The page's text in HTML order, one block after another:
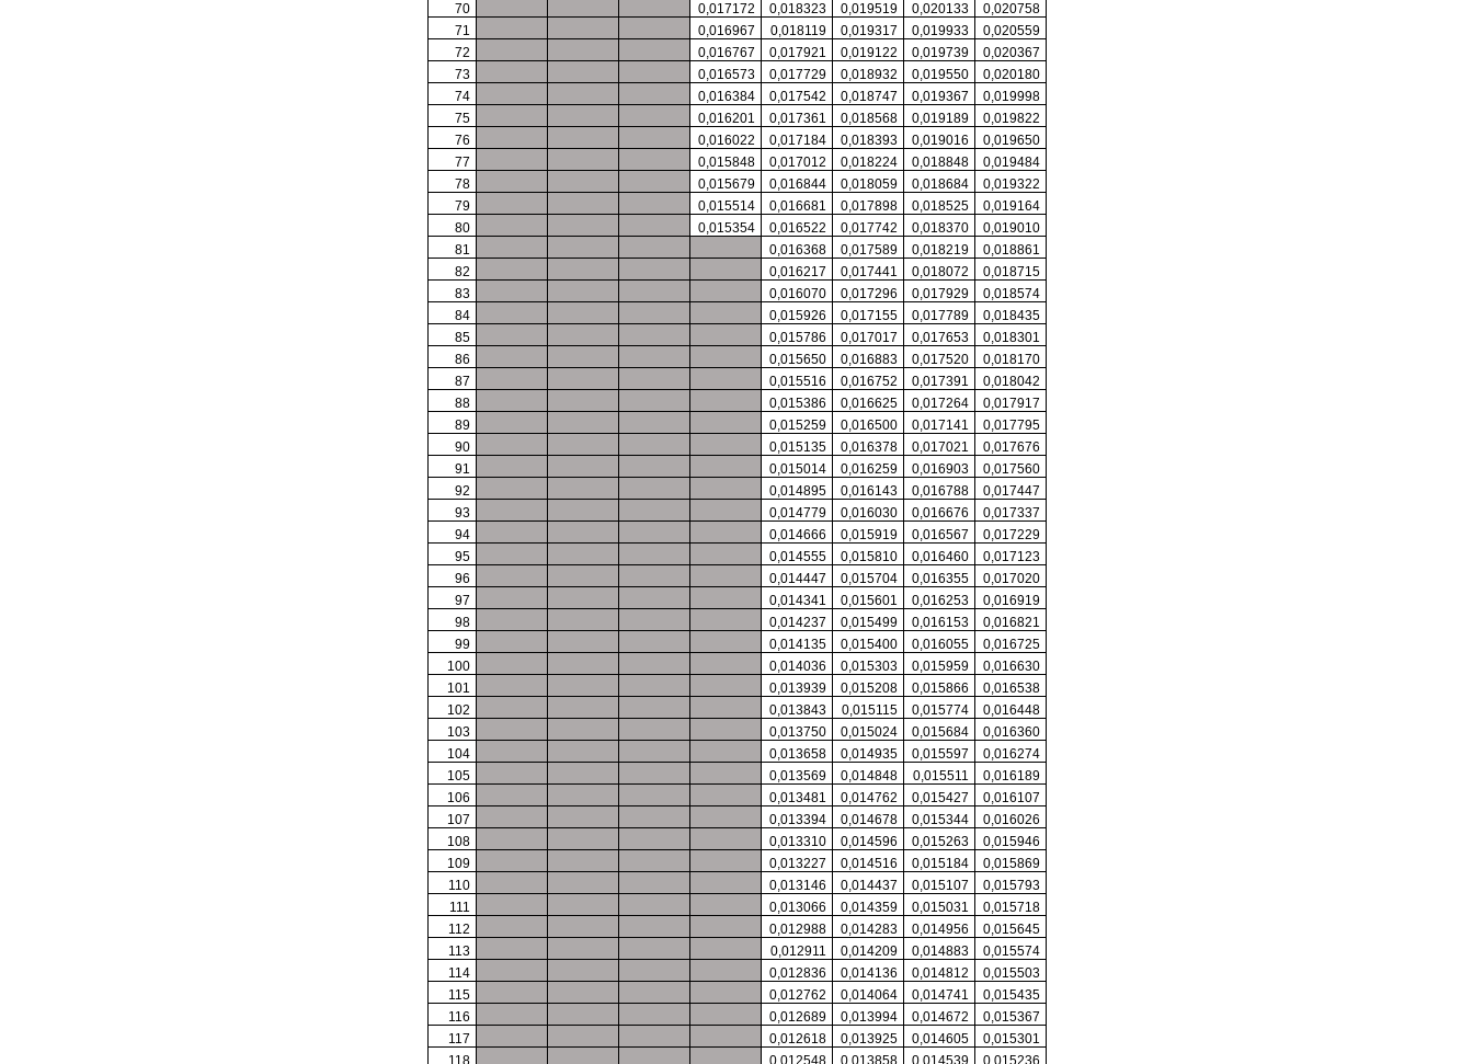
70
0,017172 0,018323 0,019519 0,020133
0,020758
71
0,016967 0,018119 0,019317 0,019933
0,020559
72
0,016767 0,017921 0,019122 0,019739
0,020367
73
0,016573 0,017729 0,018932 0,019550
0,020180
74
0,016384 0,017542 0,018747 0,019367
0,019998
75
0,016201 0,017361 0,018568 0,019189
0,019822
76
0,016022 0,017184 0,018393 0,019016
0,019650
77
0,015848 0,017012 0,018224 0,018848
0,019484
78
0,015679 0,016844 0,018059 0,018684
0,019322
79
0,015514 0,016681 0,017898 0,018525
0,019164
80
0,015354 0,016522 0,017742 0,018370
0,019010
81
0,016368 0,017589 0,018219
0,018861
82
0,016217 0,017441 0,018072
0,018715
83
0,016070 0,017296 0,017929
0,018574
84
0,015926 0,017155 0,017789
0,018435
85
0,015786 0,017017 0,017653
0,018301
86
0,015650 0,016883 0,017520
0,018170
87
0,015516 0,016752 0,017391
0,018042
88
0,015386 0,016625 0,017264
0,017917
89
0,015259 0,016500 0,017141
0,017795
90
0,015135 0,016378 0,017021
0,017676
91
0,015014 0,016259 0,016903
0,017560
92
0,014895 0,016143 0,016788
0,017447
93
0,014779 0,016030 0,016676
0,017337
94
0,014666 0,015919 0,016567
0,017229
95
0,014555 0,015810 0,016460
0,017123
96
0,014447 0,015704 0,016355
0,017020
97
0,014341 0,015601 0,016253
0,016919
98
0,014237 0,015499 0,016153
0,016821
99
0,014135 0,015400 0,016055
0,016725
100
0,014036 0,015303 0,015959
0,016630
101
0,013939 0,015208 0,015866
0,016538
102
0,013843 0,015115 0,015774
0,016448
103
0,013750 0,015024 0,015684
0,016360
104
0,013658 0,014935 0,015597
0,016274
105
0,013569 0,014848 0,015511
0,016189
106
0,013481 0,014762 0,015427
0,016107
107
0,013394 0,014678 0,015344
0,016026
108
0,013310 0,014596 0,015263
0,015946
109
0,013227 0,014516 0,015184
0,015869
110
0,013146 0,014437 0,015107
0,015793
111
0,013066 0,014359 0,015031
0,015718
112
0,012988 0,014283 0,014956
0,015645
113
0,012911 0,014209 0,014883
0,015574
114
0,012836 0,014136 0,014812
0,015503
115
0,012762 0,014064 0,014741
0,015435
116
0,012689 0,013994 0,014672
0,015367
117
0,012618 0,013925 0,014605
0,015301
118
0,012548 0,013858 0,014539 0,015236